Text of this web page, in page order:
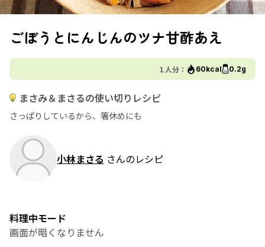
ごぼうとにんじんのツナ甘酢あえ
１人分： 60kcal 0.2g
まさみ＆まさるの使い切りレシピ
さっぱりしているから、箸休めにも
小林まさる さんのレシピ
料理中モード
画面が暗くなりません